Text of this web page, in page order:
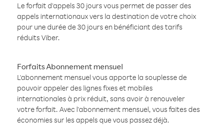
Le forfait d'appels 30 jours vous permet de passer des
appels internationaux vers la destination de votre choix
pour une durée de 30 jours en bénéficiant des tarifs
réduits Viber.
Forfaits Abonnement mensuel
L'abonnement mensuel vous apporte la souplesse de
pouvoir appeler des lignes fixes et mobiles
internationales à prix réduit, sans avoir à renouveler
votre forfait. Avec l'abonnement mensuel, vous faites des
économies sur les appels que vous passez déjà.